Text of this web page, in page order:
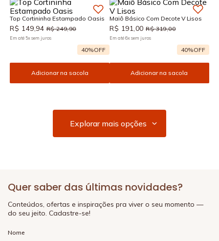
Top Cortininha Estampado Oasis
R$ 149,94 R$ 249,90
Em até 5xsem juros
40%OFF
Adicionar na sacola
Maiô Básico Com Decote V Lisos
R$ 191,00 R$ 319,00
Em até6xsem juros
40%OFF
Adicionar na sacola
Quer saber das últimas novidades?
Conteúdos, ofertas e inspirações pra viver o seu momento —
do seu jeito. Cadastre-se!
Nome